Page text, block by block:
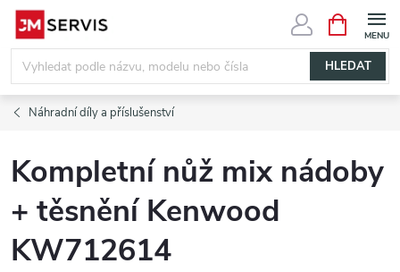
Přejít
obsah
HLEDAT
NÁKUPNÍ
KOŠÍK
Náhradní díly a příslušenství
Kompletní nůž mix nádoby
+ těsnění Kenwood
KW712614